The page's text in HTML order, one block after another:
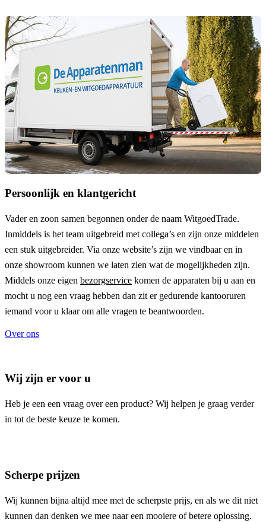
Persoonlijk en klantgericht
Vader en zoon samen begonnen onder de naam WitgoedTrade.
Inmiddels is het team uitgebreid met collega’s en zijn onze middelen
een stuk uitgebreider. Via onze website’s zijn we vindbaar en in
onze showroom kunnen we laten zien wat de mogelijkheden zijn.
Middels onze eigen bezorgservice komen de apparaten bij u aan en
mocht u nog een vraag hebben dan zit er gedurende kantooruren
iemand voor u klaar om alle vragen te beantwoorden.
Over ons
Wij zijn er voor u
Heb je een een vraag over een product? Wij helpen je graag verder
in tot de beste keuze te komen.
Scherpe prijzen
Wij kunnen bijna altijd mee met de scherpste prijs, en als we dit niet
kunnen dan denken we mee naar een mooiere of betere oplossing.